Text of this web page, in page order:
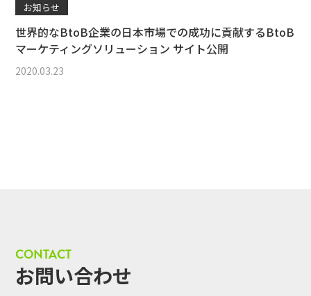
お知らせ
世界的なBtoB企業の日本市場での成功に貢献するBtoB
マーケティングソリューション サイト公開
2020.03.23
CONTACT
お問い合わせ